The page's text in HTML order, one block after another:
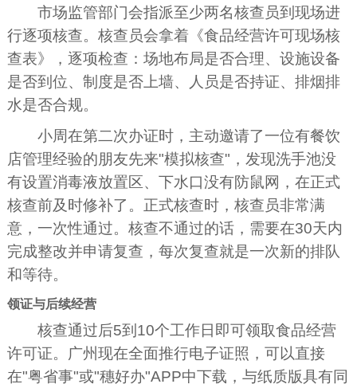
市场监管部门会指派至少两名核查员到现场进
行逐项核查。核查员会拿着《食品经营许可现场核
查表》，逐项检查：场地布局是否合理、设施设备
是否到位、制度是否上墙、人员是否持证、排烟排
水是否合规。
小周在第二次办证时，主动邀请了一位有餐饮
店管理经验的朋友先来"模拟核查"，发现洗手池没
有设置消毒液放置区、下水口没有防鼠网，在正式
核查前及时修补了。正式核查时，核查员非常满
意，一次性通过。核查不通过的话，需要在30天内
完成整改并申请复查，每次复查就是一次新的排队
和等待。
领证与后续经营
核查通过后5到10个工作日即可领取食品经营
许可证。广州现在全面推行电子证照，可以直接
在"粤省事"或"穗好办"APP中下载，与纸质版具有同